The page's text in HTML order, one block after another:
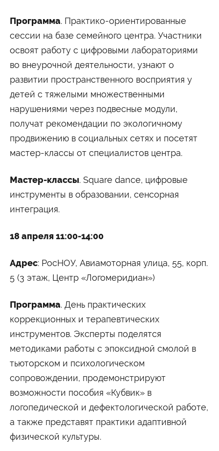
Программа. Практико-ориентированные
сессии на базе семейного центра. Участники
освоят работу с цифровыми лабораториями
во внеурочной деятельности, узнают о
развитии пространственного восприятия у
детей с тяжелыми множественными
нарушениями через подвесные модули,
получат рекомендации по экологичному
продвижению в социальных сетях и посетят
мастер-классы от специалистов центра.
Мастер-классы. Square dance, цифровые
инструменты в образовании, сенсорная
интеграция.
18 апреля 11:00-14:00
Адрес: РосНОУ, Авиамоторная улица, 55, корп.
5 (3 этаж, Центр «Логомеридиан»)
Программа. День практических
коррекционных и терапевтических
инструментов. Эксперты поделятся
методиками работы с эпоксидной смолой в
тьюторском и психологическом
сопровождении, продемонстрируют
возможности пособия «Кубвик» в
логопедической и дефектологической работе,
а также представят практики адаптивной
физической культуры.